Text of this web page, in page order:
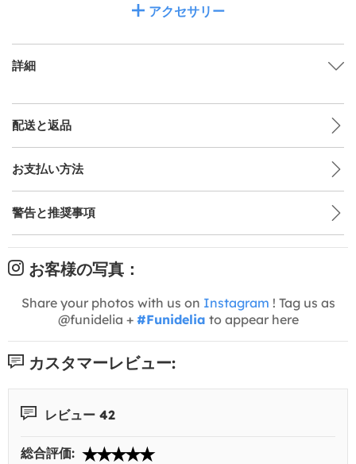
アクセサリー
詳細
配送と返品
お支払い方法
警告と推奨事項
お客様の写真：
Share your photos with us on Instagram ! Tag us as
@funidelia + #Funidelia to appear here
カスタマーレビュー:
レビュー 42
総合評価: